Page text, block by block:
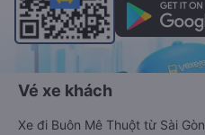
Vé xe khách
Xe đi Buôn Mê Thuột từ Sài Gòn